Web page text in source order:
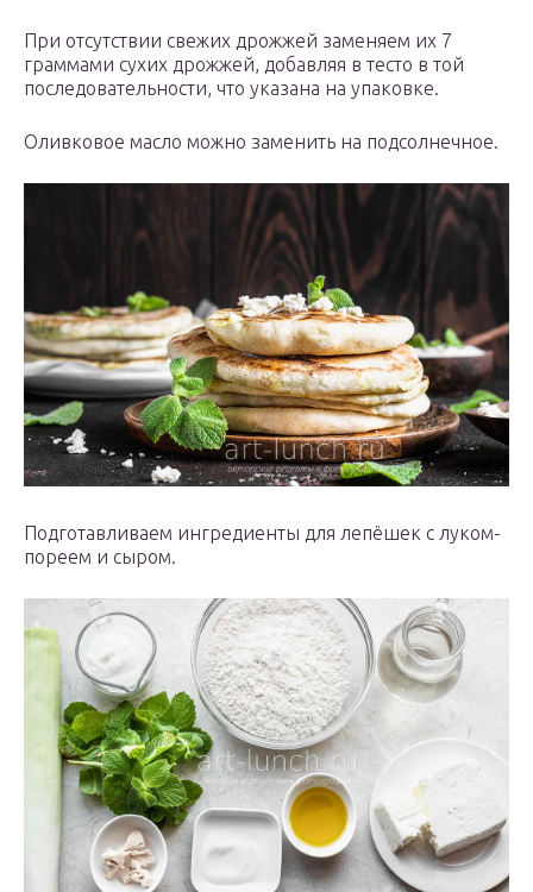
При отсутствии свежих дрожжей заменяем их 7
граммами сухих дрожжей, добавляя в тесто в той
последовательности, что указана на упаковке.
Оливковое масло можно заменить на подсолнечное.
Подготавливаем ингредиенты для лепёшек с луком-
пореем и сыром.